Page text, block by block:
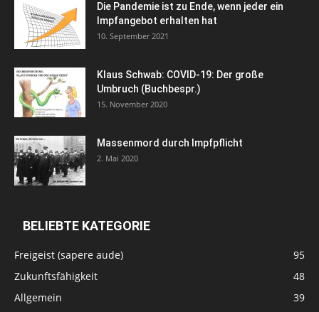
Die Pandemie ist zu Ende, wenn jeder ein
Impfangebot erhalten hat
10. September 2021
Klaus Schwab: COVID-19: Der große
Umbruch (Buchbespr.)
15. November 2020
Massenmord durch Impfpflicht
2. Mai 2020
BELIEBTE KATEGORIE
Freigeist (sapere aude)
95
Zukunftsfähigkeit
48
Allgemein
39